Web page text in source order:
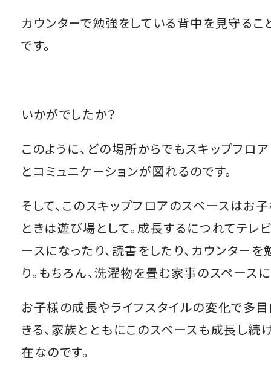
カウンターで勉強をしている背中を見守るこ
です。
いかがでしたか？
このように、どの場所からでもスキップフロ
とコミュニケーションが図れるのです。
そして、このスキップフロアのスペースはお
ときは遊び場として。成長するにつれてテレ
ースになったり、読書をしたり、カウンター
り。もちろん、洗濯物を畳む家事のスペース
お子様の成長やライフスタイルの変化で多
きる、家族とともにこのスペースも成長し続
在なのです。